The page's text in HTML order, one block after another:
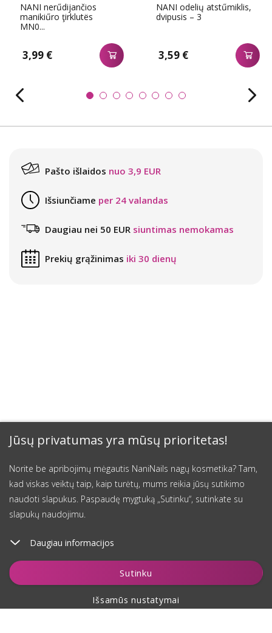
Jūsų privatumas yra mūsų prioritetas!
Norite be apribojimų mėgautis NaniNails nagų kosmetika? Tam,
kad viskas veiktų taip, kaip turėtų, mums reikia jūsų sutikimo
naudoti slapukus. Paspaudę mygtuką „Sutinku“, sutinkate su
slapukų naudojimu.
Daugiau informacijos
Sutinku
Išsamūs nustatymai
Įdėti į krepšelį
NANI nerűdijančios
manikiűro ţirklutës
MN0...
3,99 €
NANI odelių atstűmiklis,
dvipusis – 3
3,59 €
Pašto išlaidos nuo 3,9 EUR
Išsiunčiame per 24 valandas
Daugiau nei 50 EUR siuntimas nemokamas
Prekių grąžinimas iki 30 dienų